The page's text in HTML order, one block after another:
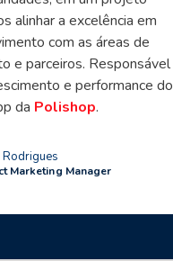
alinhar a excelência em
com as áreas de
e parceiros. Responsável
e performance do
da Polishop.
Marketing Manager